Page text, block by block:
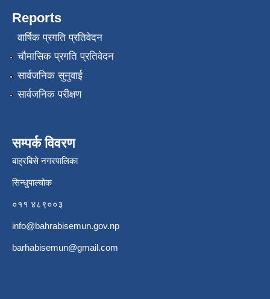
Reports
वार्षिक प्रगति प्रतिवेदन
चौमासिक प्रगति प्रतिवेदन
सार्वजनिक सुनुवाई
सार्वजनिक परीक्षण
सम्पर्क विवरण
बाह्रबिसे नगरपालिका
सिन्धुपाल्चोक
०११ ४८९००३
info@bahrabisemun.gov.np
barhabisemun@gmail.com